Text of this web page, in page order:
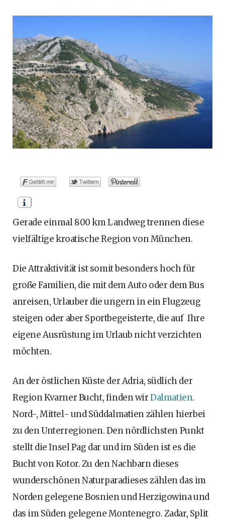
o
k
t
e
r
)
g
m
r
t
b
Gerade einmal 800 km Landweg trennen diese
vielfältige kroatische Region von München.
Die Attraktivität ist somit besonders hoch für
große Familien, die mit dem Auto oder dem Bus
anreisen, Urlauber die ungern in ein Flugzeug
steigen oder aber Sportbegeisterte, die auf Ihre
eigene Ausrüstung im Urlaub nicht verzichten
möchten.
An der östlichen Küste der Adria, südlich der
Region Kvarner Bucht, finden wirDalmatien.
Nord-, Mittel- und Süddalmatien zählen hierbei
zu den Unterregionen. Den nördlichsten Punkt
stellt die Insel Pag dar und im Süden ist es die
Bucht von Kotor. Zu den Nachbarn dieses
wunderschönen Naturparadieses zählen das im
Norden gelegene Bosnien und Herzigowina und
das im Süden gelegene Montenegro. Zadar, Split